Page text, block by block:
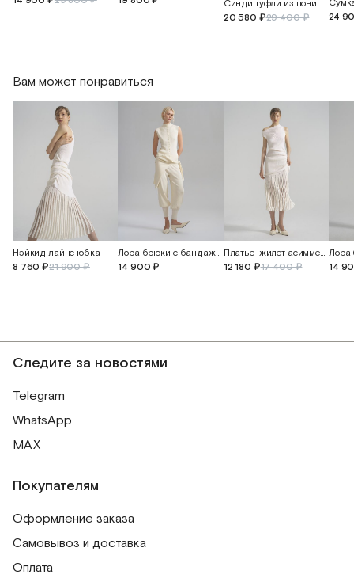
Синди туфли из пони
20 580 ₽29 400 ₽ 24
Вам может понравиться
Нэйкид лайнс юбка
8 760 ₽21 900 ₽
Лора брюки с бандажным поясом и манжетами
14 900 ₽
Платье-жилет асимметричное
12 180 ₽17 400 ₽ 14
Следите за новостями
Telegram
WhatsApp
MAX
Покупателям
Оформление заказа
Самовывоз и доставка
Оплата